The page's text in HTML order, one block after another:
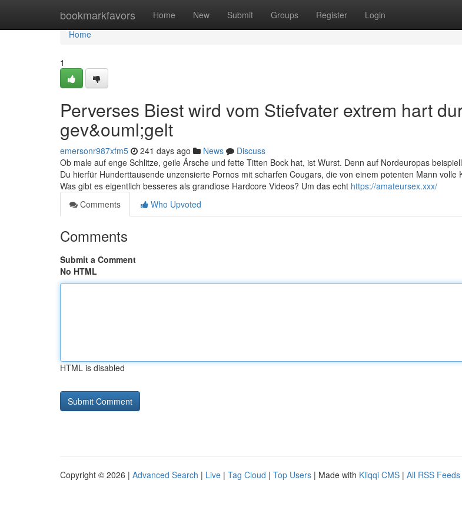
bookmarkfavors Home New Submit Groups Register Login
Home
Home
1
Perverses Biest wird vom Stiefvater extrem hart
gev&ouml;gelt
emersonr987xfm5 241 days ago News
Discuss
Ob male auf enge Schlitze, geile Ärsche und fette Titten Bock hat, ist Wurst. Denn auf Nordeuropas
Du hierfür Hunderttausende unzensierte Pornos mit scharfen Cougars, die von einem potenten Mann volle
Was gibt es eigentlich besseres als grandiose Hardcore Videos? Um das echt https://amateursex.xxx/
Comments
Who Upvoted
Comments
Submit a Comment
No HTML
HTML is disabled
Copyright © 2026 | Advanced Search | Live | Tag Cloud | Top Users | Made with Kliqqi CMS | All RSS Feeds